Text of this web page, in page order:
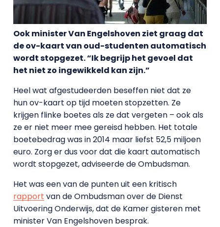
Ook minister Van Engelshoven ziet graag dat
de ov-kaart van oud-studenten automatisch
wordt stopgezet. “Ik begrijp het gevoel dat
het niet zo ingewikkeld kan zijn.”
Heel wat afgestudeerden beseffen niet dat ze
hun ov-kaart op tijd moeten stopzetten. Ze
krijgen flinke boetes als ze dat vergeten – ook als
ze er niet meer mee gereisd hebben. Het totale
boetebedrag was in 2014 maar liefst 52,5 miljoen
euro. Zorg er dus voor dat die kaart automatisch
wordt stopgezet, adviseerde de Ombudsman.
Het was een van de punten uit een kritisch
rapport van de Ombudsman over de Dienst
Uitvoering Onderwijs, dat de Kamer gisteren met
minister Van Engelshoven besprak.